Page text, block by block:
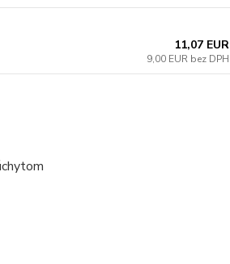
11,07 EUR
9,00 EUR bez DPH